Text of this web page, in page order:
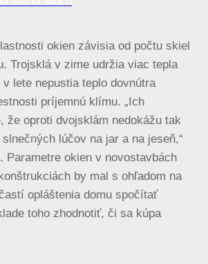
okien závisia od počtu skiel
Trojsklá v zime udržia viac tepla
lete nepustia teplo dovnútra
príjemnú klímu. „Ich
že oproti dvojsklám nedokážu tak
lúčov na jar a na jeseň,“
Parametre okien v novostavbách
by mal s ohľadom na
opláštenia domu spočítať
toho zhodnotiť, či sa kúpa